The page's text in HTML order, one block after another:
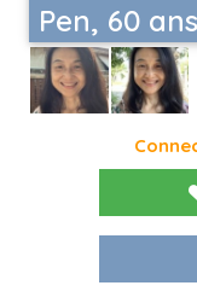
Pen, 60 ans